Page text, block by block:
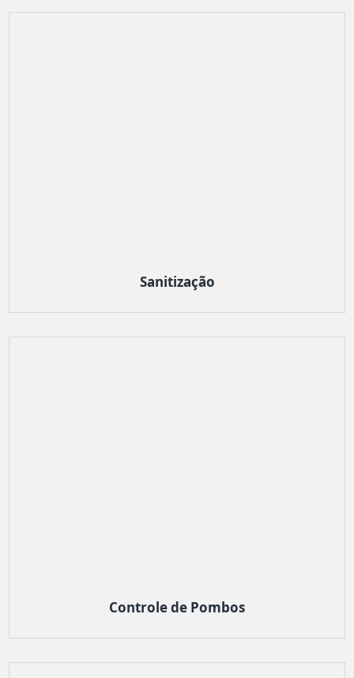
Sanitização
Controle de Pombos